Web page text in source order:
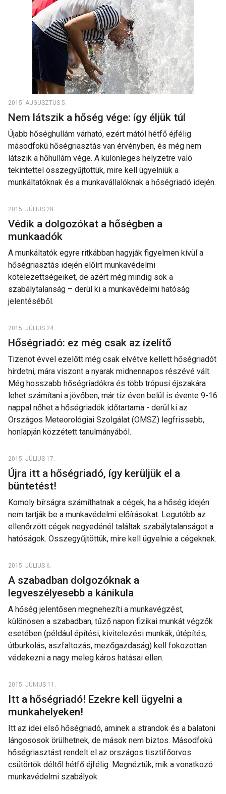
2015. AUGUSZTUS 5.
Nem látszik a hőség vége: így éljük túl
Újabb hőséghullám várható, ezért mától hétfő éjfélig
másodfokú hőségriasztás van érvényben, és még nem
látszik a hőhullám vége. A különleges helyzetre való
tekintettel összegyűjtöttük, mire kell ügyelniük a
munkáltatóknak és a munkavállalóknak a hőségriadó idején.
2015. JÚLIUS 28.
Védik a dolgozókat a hőségben a
munkaadók
A munkáltatók egyre ritkábban hagyják figyelmen kívül a
hőségriasztás idején előírt munkavédelmi
kötelezettségeiket, de azért még mindig sok a
szabálytalanság – derül ki a munkavédelmi hatóság
jelentéséből.
2015. JÚLIUS 24.
Hőségriadó: ez még csak az ízelítő
Tizenöt évvel ezelőtt még csak elvétve kellett hőségriadót
hirdetni, mára viszont a nyarak midnennapos részévé vált.
Még hosszabb hőségriadókra és több trópusi éjszakára
lehet számítani a jövőben, már tíz éven belül is évente 9-16
nappal nőhet a hőségriadók időtartama - derül ki az
Országos Meteorológiai Szolgálat (OMSZ) legfrissebb,
honlapján közzétett tanulmányából.
2015. JÚLIUS 17.
Újra itt a hőségriadó, így kerüljük el a
büntetést!
Komoly bírságra számíthatnak a cégek, ha a hőség idején
nem tartják be a munkavédelmi előírásokat. Legutóbb az
ellenőrzött cégek negyedénél találtak szabálytalanságot a
hatóságok. Összegyűjtöttük, mire kell ügyelnie a cégeknek.
2015. JÚLIUS 6.
A szabadban dolgozóknak a
legveszélyesebb a kánikula
A hőség jelentősen megnehezíti a munkavégzést,
különösen a szabadban, tűző napon fizikai munkát végzők
esetében (például építési, kivitelezési munkák, útépítés,
útburkolás, aszfaltozás, mezőgazdaság) kell fokozottan
védekezni a nagy meleg káros hatásai ellen.
2015. JÚNIUS 11.
Itt a hőségriadó! Ezekre kell ügyelni a
munkahelyeken!
Itt az idei első hőségriadó, aminek a strandok és a balatoni
lángososok örülhetnek, de mások nem biztos. Másodfokú
hőségriasztást rendelt el az országos tisztifőorvos
csütörtök déltől hétfő éjfélig. Megnéztük, mik a vonatkozó
munkavédelmi szabályok.